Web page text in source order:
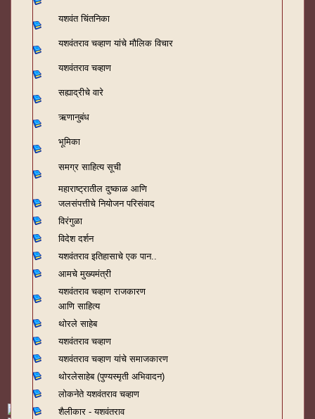
यशवंत चिंतनिका
यशवंतराव चव्हाण यांचे मौलिक विचार
यशवंतराव चव्हाण
सह्याद्रीचे वारे
ऋणानुबंध
भूमिका
समग्र साहित्य सूची
महाराष्ट्रातील दुष्काळ आणि
जलसंपत्तीचे नियोजन परिसंवाद
विरंगुळा
विदेश दर्शन
यशवंतराव इतिहासाचे एक पान..
आमचे मुख्यमंत्री
यशवंतराव चव्हाण राजकारण
आणि साहित्य
थोरले साहेब
यशवंतराव चव्हाण
यशवंतराव चव्हाण यांचे समाजकारण
थोरलेसाहेब (पुण्यस्मृती अभिवादन)
लोकनेते यशवंतराव चव्हाण
शैलीकार - यशवंतराव